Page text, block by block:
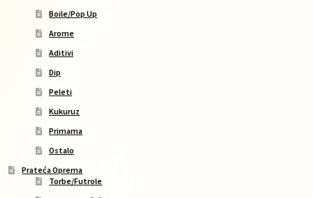
Boile/Pop Up
Arome
Aditivi
Dip
Peleti
Kukuruz
Primama
Ostalo
Prateća Oprema
Torbe/Futrole